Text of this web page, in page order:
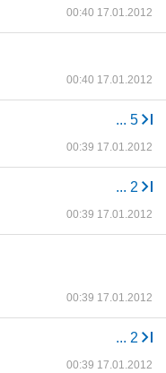
00:40 17.01.2012
00:40 17.01.2012
... 5
00:39 17.01.2012
... 2
00:39 17.01.2012
00:39 17.01.2012
... 2
00:39 17.01.2012